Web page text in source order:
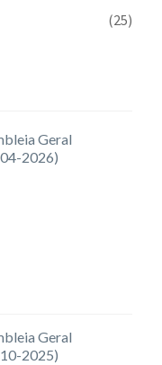
(25)
Geral
2026)
Geral
2025)